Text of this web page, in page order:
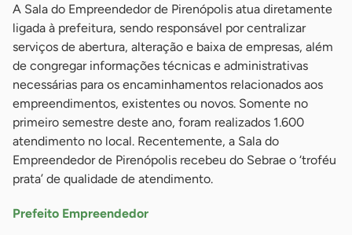
A Sala do Empreendedor de Pirenópolis atua diretamente
ligada à prefeitura, sendo responsável por centralizar
serviços de abertura, alteração e baixa de empresas, além
de congregar informações técnicas e administrativas
necessárias para os encaminhamentos relacionados aos
empreendimentos, existentes ou novos. Somente no
primeiro semestre deste ano, foram realizados 1.600
atendimento no local. Recentemente, a Sala do
Empreendedor de Pirenópolis recebeu do Sebrae o ‘troféu
prata’ de qualidade de atendimento.
Prefeito Empreendedor